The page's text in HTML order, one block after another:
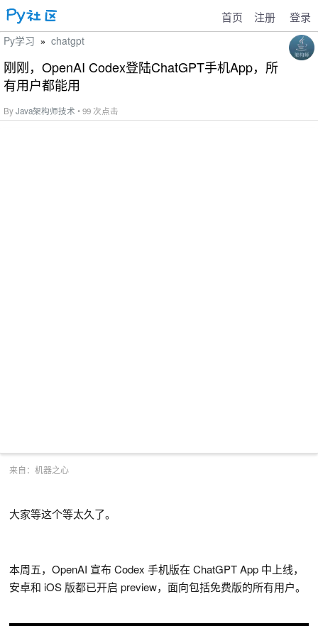
首页 注册 登录
Py学习 » chatgpt
刚刚，OpenAI Codex登陆ChatGPT手机App，所
有用户都能用
ByJava架构师技术 • 99 次点击
来自：机器之心
大家等这个等太久了。
本周五，OpenAI 宣布 Codex 手机版在 ChatGPT App 中上线，
安卓和 iOS 版都已开启 preview，面向包括免费版的所有用户。